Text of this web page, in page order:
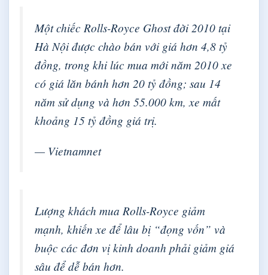
Một chiếc Rolls-Royce Ghost đời 2010 tại
Hà Nội được chào bán với giá hơn 4,8 tỷ
đồng, trong khi lúc mua mới năm 2010 xe
có giá lăn bánh hơn 20 tỷ đồng; sau 14
năm sử dụng và hơn 55.000 km, xe mất
khoảng 15 tỷ đồng giá trị.
— Vietnamnet
Lượng khách mua Rolls-Royce giảm
mạnh, khiến xe để lâu bị “đọng vốn” và
buộc các đơn vị kinh doanh phải giảm giá
sâu để dễ bán hơn.